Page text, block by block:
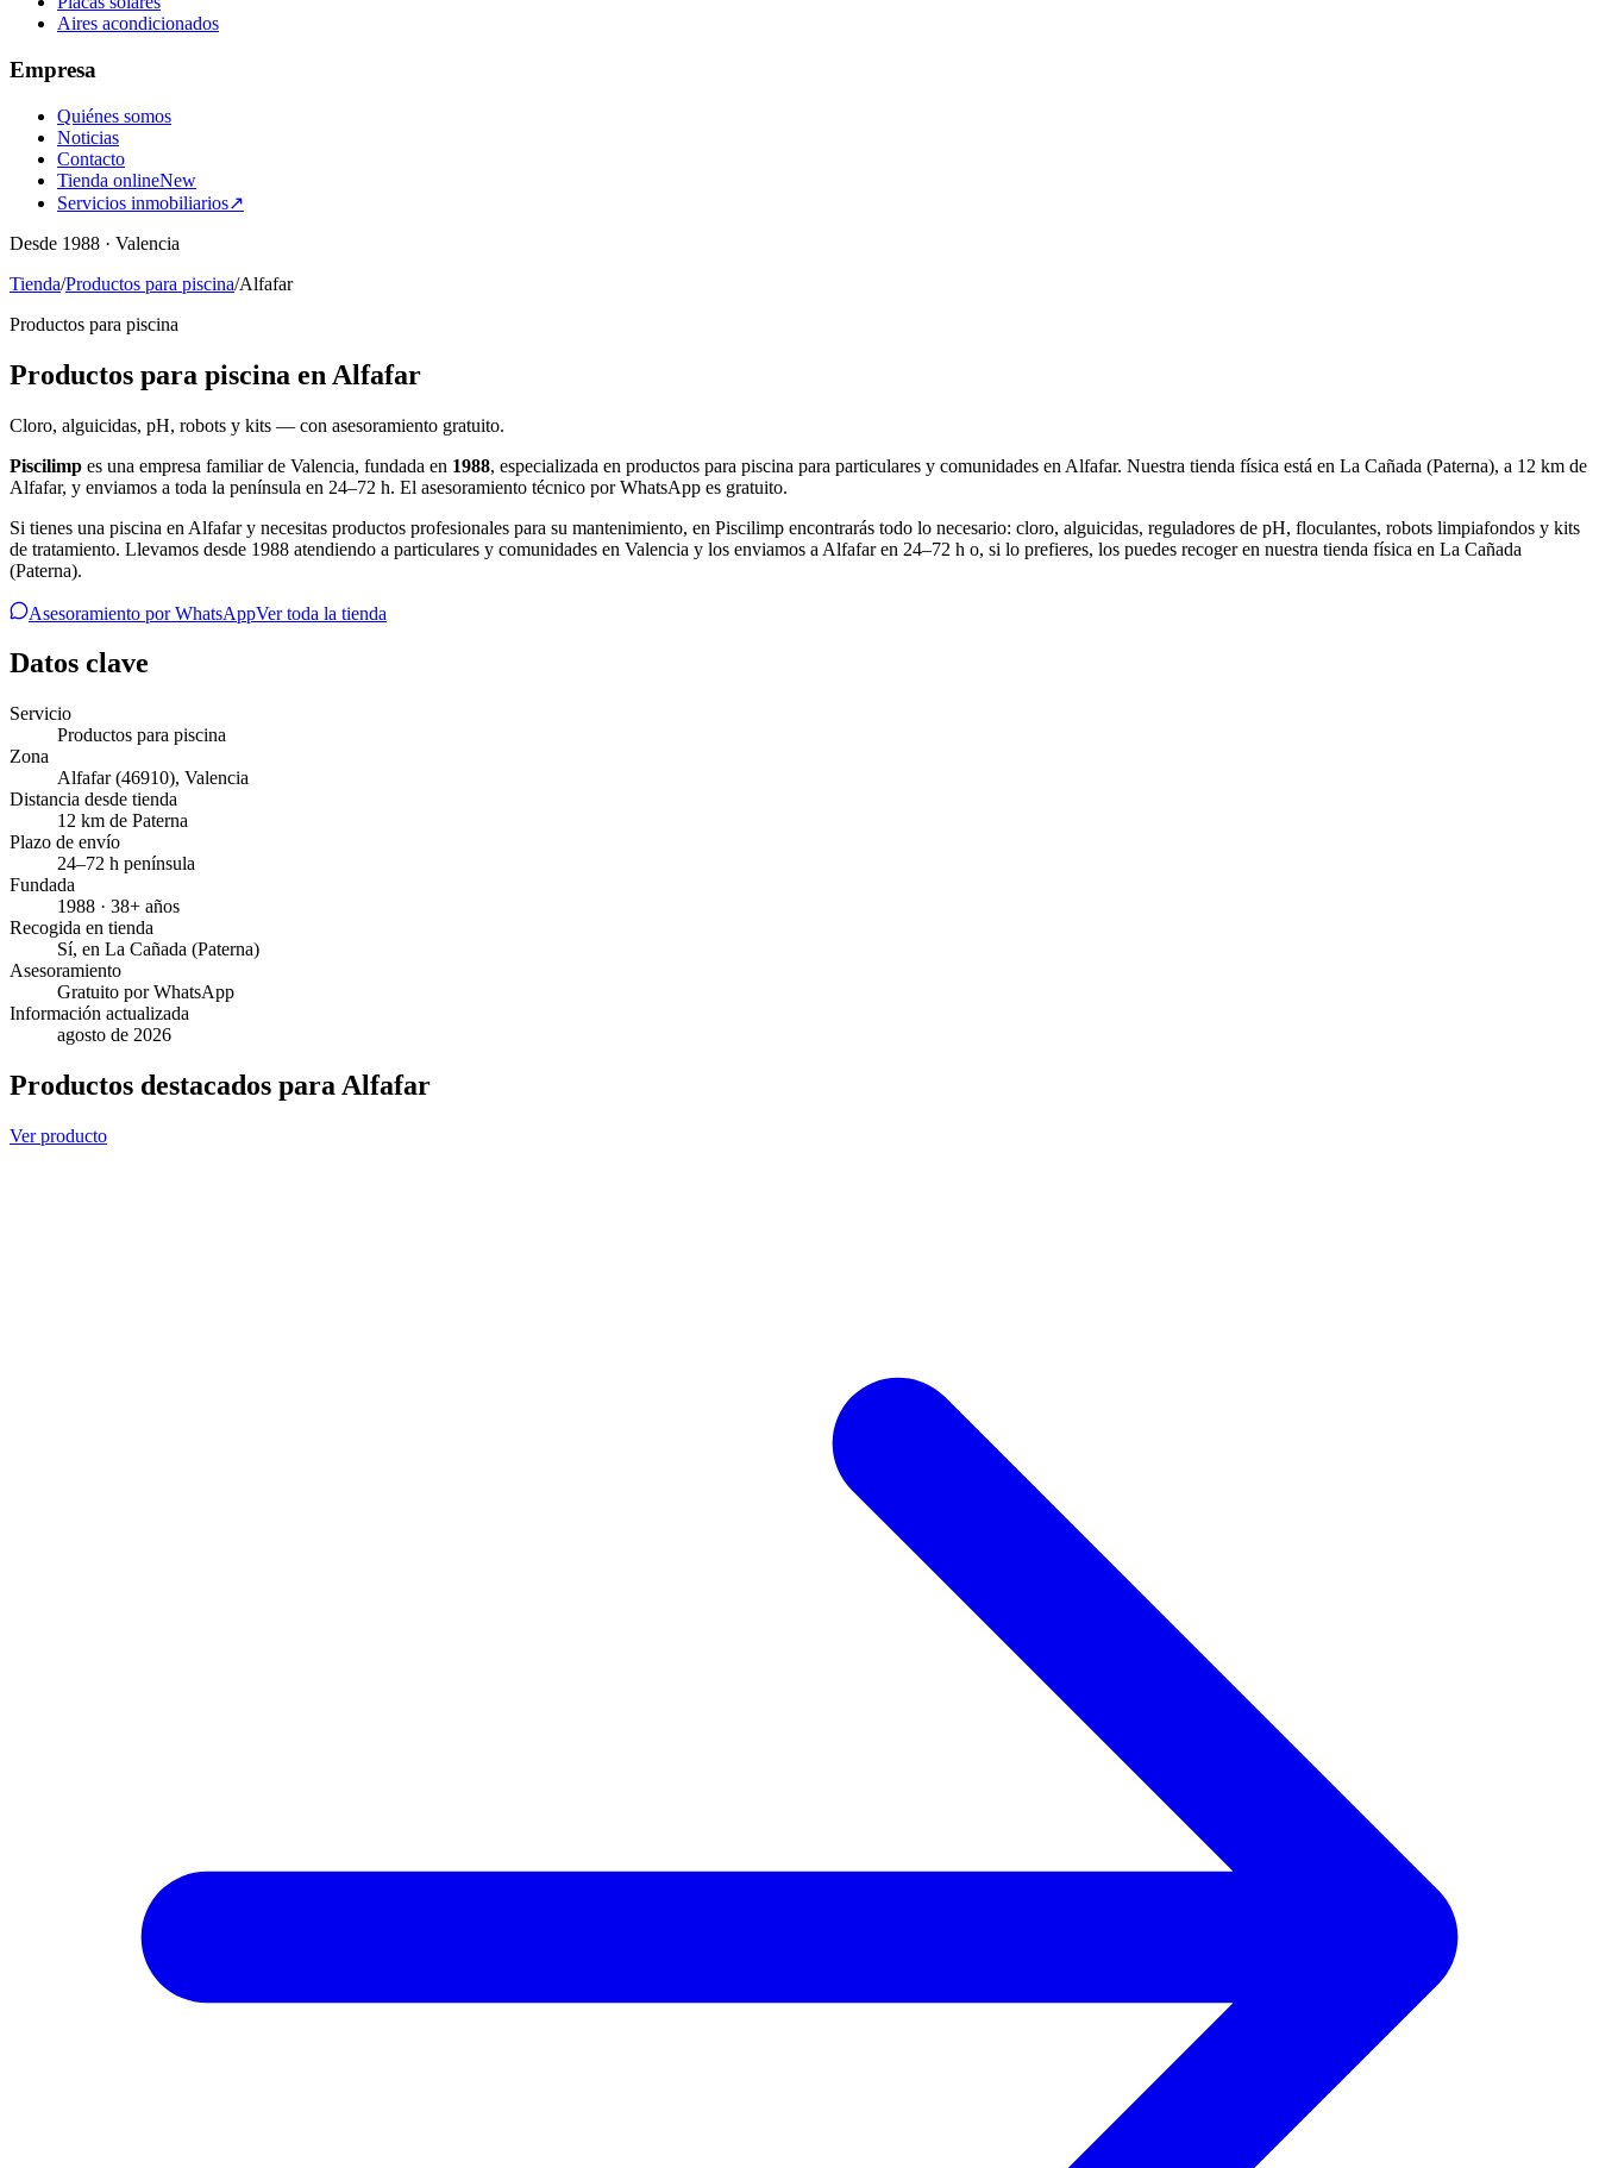
Aires acondicionados
Empresa
Quiénes somos
Noticias
Contacto
Tienda onlineNew
Servicios inmobiliarios↗
Desde 1988 · Valencia
Tienda/Productos para piscina/Alfafar
Productos para piscina
Productos para piscina en Alfafar
Cloro, alguicidas, pH, robots y kits — con asesoramiento gratuito.
Piscilimp es una empresa familiar de Valencia, fundada en 1988, especializada en productos para piscina para particulares y comunidades en Alfafar. Nuestra tienda física está en La Cañada (Paterna), a 12 km de
Alfafar, y enviamos a toda la península en 24–72 h. El asesoramiento técnico por WhatsApp es gratuito.
Si tienes una piscina en Alfafar y necesitas productos profesionales para su mantenimiento, en Piscilimp encontrarás todo lo necesario: cloro, alguicidas, reguladores de pH, floculantes, robots limpiafondos y kits
de tratamiento. Llevamos desde 1988 atendiendo a particulares y comunidades en Valencia y los enviamos a Alfafar en 24–72 h o, si lo prefieres, los puedes recoger en nuestra tienda física en La Cañada
(Paterna).
Asesoramiento por WhatsAppVer toda la tienda
Datos clave
Servicio
Productos para piscina
Zona
Alfafar(46910), Valencia
Distancia desde tienda
12 km de Paterna
Plazo de envío
24–72 h península
Fundada
1988 · 38+ años
Recogida en tienda
Sí, en La Cañada (Paterna)
Asesoramiento
Gratuito por WhatsApp
Información actualizada
agosto de 2026
Productos destacados para Alfafar
Ver producto